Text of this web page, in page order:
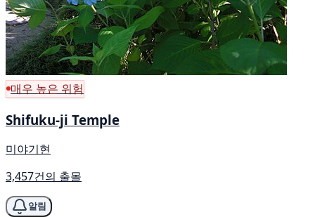
매우 높은 위험
Shifuku-ji Temple
미야기현
3,457건의 출몰
알림